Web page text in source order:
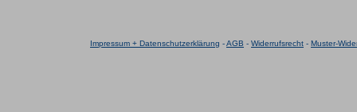
Impressum + Datenschutzerklärung -AGB - Widerrufsrecht - Muster-